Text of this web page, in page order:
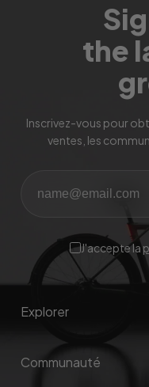
the
Inscrivez-vous pour
ventes, les
J'accepte la
Explorer
Communauté